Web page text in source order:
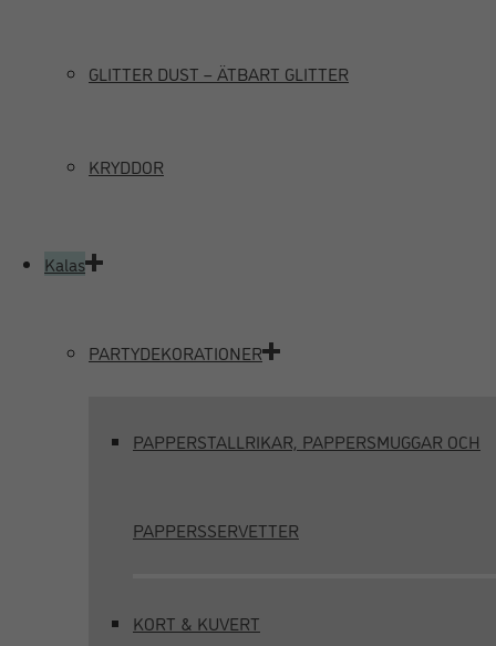
GLITTER DUST – ÄTBART GLITTER
KRYDDOR
Kalas
PARTYDEKORATIONER
PAPPERSTALLRIKAR, PAPPERSMUGGAR OCH
PAPPERSSERVETTER
KORT & KUVERT